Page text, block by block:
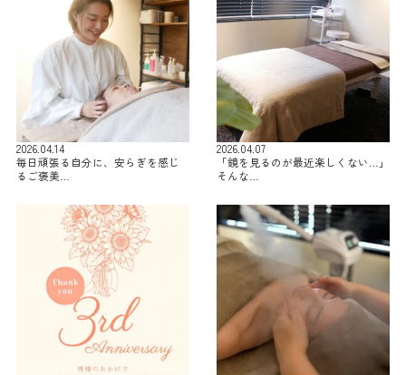
2026.04.14
毎日頑張る自分に、安らぎを感じ
るご褒美…
2026.04.07
「鏡を見るのが最近楽しくない…」
そんな…